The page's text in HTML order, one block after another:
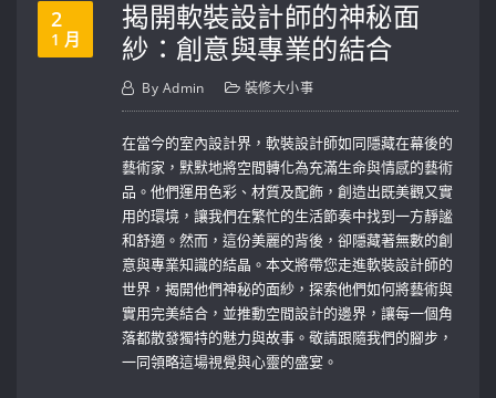
2
1 月
揭開軟裝設計師的神秘面
紗：創意與專業的結合
By Admin 裝修大小事
在當今的室內設計界，軟裝設計師如同隱藏在幕後的
藝術家，默默地將空間轉化為充滿生命與情感的藝術
品。他們運用色彩、材質及配飾，創造出既美觀又實
用的環境，讓我們在繁忙的生活節奏中找到一方靜謐
和舒適。然而，這份美麗的背後，卻隱藏著無數的創
意與專業知識的結晶。本文將帶您走進軟裝設計師的
世界，揭開他們神秘的面紗，探索他們如何將藝術與
實用完美結合，並推動空間設計的邊界，讓每一個角
落都散發獨特的魅力與故事。敬請跟隨我們的腳步，
一同領略這場視覺與心靈的盛宴。